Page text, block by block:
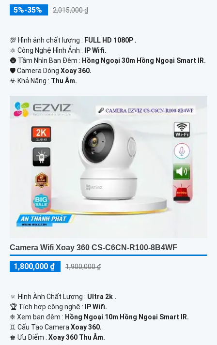
5%-35% 2,015,000 ₫
💯 Hình ảnh chất lượng : FULL HD 1080P .
⚛️ Công Nghệ Hình Ảnh :
IP Wifi.
🌚 Tầm Nhìn Ban Đêm : Hồng Ngoại 30m Hồng Ngoại Smart IR.
🛡 Camera Dòng Xoay 360.
️☣️ Khả Năng : Thu Âm.
Camera Wifi Xoay 360 CS-C6CN-R100-8B4WF
1,800,000 ₫ 1,900,000 ₫
🔅 Hình Ành Chất Lượng : Ultra 2k .
🏆 Tích hợp công nghệ :
IP Wifi.
❈ Xem ban đêm : Hồng Ngoại 10m Hồng Ngoại Smart IR.
♊ Cấu Tạo Camera Xoay 360.
️♚ Ưu Điểm : Xoay 360 Thu Âm.